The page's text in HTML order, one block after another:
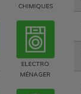
CHIMIQUES
ELECTRO
MÉNAGER